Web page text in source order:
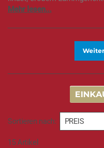
Sortieren nach
15Artikel